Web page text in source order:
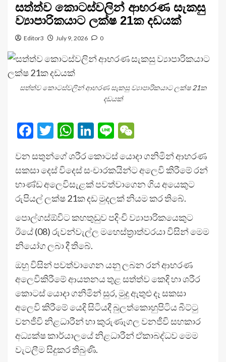
සත්ත්ව කොටස්වලින් ආභරණ සැකසු
ව්‍යාපාරිකයාට ලක්ෂ 21ක දඩයක්
Editor3 July 9, 2026 0
සත්ත්ව කොටස්වලින් ආභරණ සැකසු ව්‍යාපාරිකයාට ලක්ෂ 21ක
දඩයක්
Facebook
Twitter
WhatsApp
LinkedIn
Line
වන සතුන්ගේ ශරීර කොටස් යොදා ගනිමින් ආභරණ
සකසා දෙස් විදෙස් සංචාරකයින්ට අලෙවි කිරීමේ රන්
භාණ්ඩ අලෙවිසැළක් පවත්වාගෙන ගිය අයෙකුට
රුපියල් ලක්ෂ 21ක දඩ මුදලක් නියම කර තිබේ.
පොල්ගස්ඕවිට කහතුඩුව පදිංචි ව්‍යාපාරිකයෙකුට
ඊයේ (08) රුවන්වැල්ල මහෙස්ත්‍රාත්වරයා විසින් මෙම
නියෝග ලබා දී තිබේ.
ඔහු විසින් පවත්වාගෙන යනු ලබන රන් ආභරණ
අලෙවිකිරීමේ ආයතනය තුළ සත්ත්ව කෙදි හා ශරීර
කොටස් යොදා ගනිමින් සුර, මුදු ඇතුළු දෑ සකසා
අලෙවි කිරීමේ යෙදි සිටියදී බුලත්කොහුපිටිය බීට්ටු
වනජීවි නිළධාරීන් හා කුරුණෑගල වනජීවි සහකාර
අධ්‍යක්ෂ කාර්යාලයේ නිළධාරීන් ඒකාබද්ධව මෙම
වැටලීම සිදුකර තිබුණි.